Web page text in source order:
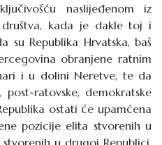
naslijeđenom iz
društva, kada je dakle toj i
su Republika Hrvatska, baš
obranjene ratnim
i u dolini Neretve, te da
ratovske, demokratske
ostati će upamćena
pozicije elita stvorenih u
u drugoj Republici,